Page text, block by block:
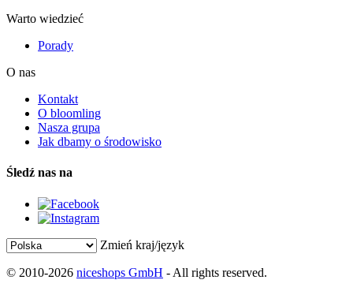
Warto wiedzieć
Porady
O nas
Kontakt
O bloomling
Nasza grupa
Jak dbamy o środowisko
Śledź nas na
Zmień kraj/język
© 2010-2026 niceshops GmbH - All rights reserved.